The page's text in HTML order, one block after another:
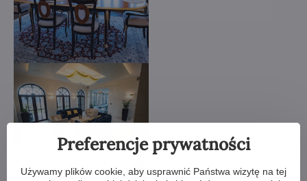
Preferencje prywatności
Używamy plików cookie, aby usprawnić Państwa wizytę na tej